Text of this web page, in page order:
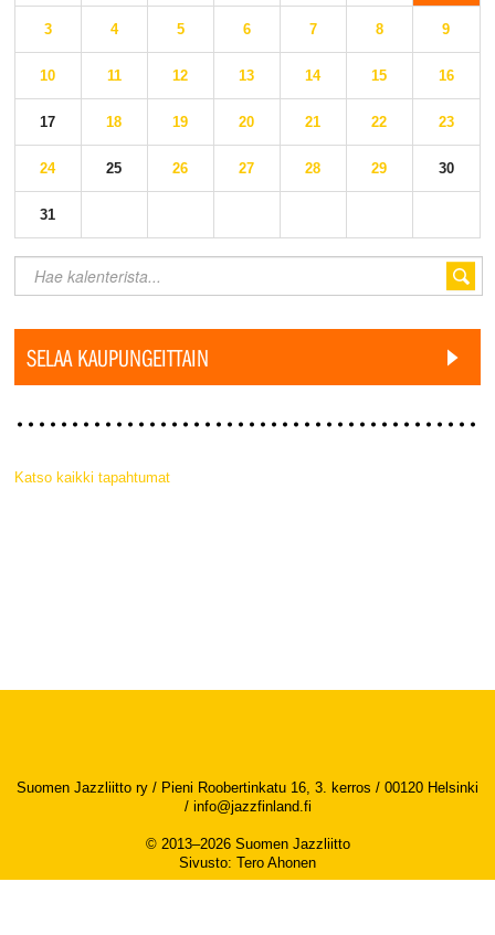
3 4 5 6 7 8 9
10 11 12 13 14 15 16
17 18 19 20 21 22 23
24 25 26 27 28 29 30
31
SELAA KAUPUNGEITTAIN
Katso kaikki tapahtumat
Suomen Jazzliitto ry / Pieni Roobertinkatu 16, 3. kerros / 00120 Helsinki
/ info@jazzfinland.fi
© 2013–2026 Suomen Jazzliitto
Sivusto: Tero Ahonen